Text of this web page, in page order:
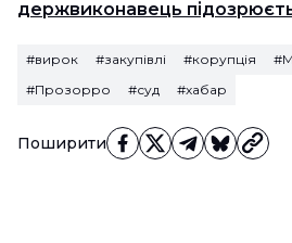
Поширити
держвиконавець
#вирок #закупівлі #корупція
#Прозорро
#суд #хабар